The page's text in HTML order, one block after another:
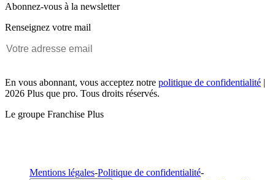
Abonnez-vous à la newsletter
Renseignez votre mail
En vous abonnant, vous acceptez notre politique de confidentialité |
2026 Plus que pro. Tous droits réservés.
Le groupe Franchise Plus
Mentions légales-Politique de confidentialité-